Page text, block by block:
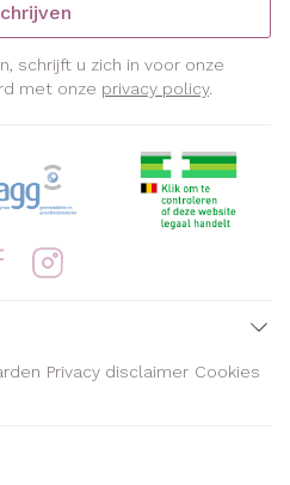
schrijft u zich in voor onze
met onze privacy policy.
Privacy disclaimer Cookies